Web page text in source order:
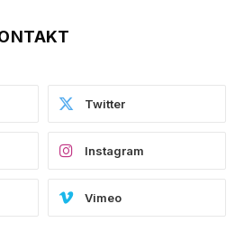
Twitter
Instagram
Vimeo